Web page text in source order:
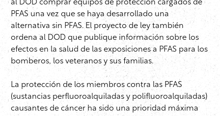
al DOD comprar equipos de protección cargados de
PFAS una vez que se haya desarrollado una
alternativa sin PFAS. El proyecto de ley también
ordena al DOD que publique información sobre los
efectos en la salud de las exposiciones a PFAS para los
bomberos, los veteranos y sus familias.
La protección de los miembros contra las PFAS
(sustancias perfluoroalquiladas y polifluoroalquiladas)
causantes de cáncer ha sido una prioridad máxima